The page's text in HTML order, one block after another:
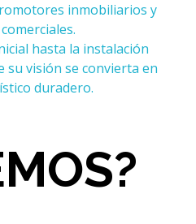
inmobiliarios y
hasta la instalación
su visión se convierta en
duradero.